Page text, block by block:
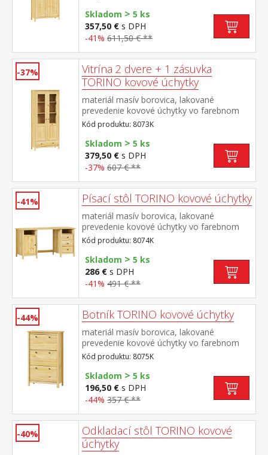
presklené dvere, štyri police
Skladom > 5 ks
357,50 € s DPH
-41% 611,50 € **
-37%
Vitrína 2 dvere + 1 zásuvka
TORINO kovové úchytky
materiál masív borovica, lakované
prevedenie kovové úchytky vo farebnom
prevedení černená mosadz dvoje čiastočne
presklené dvere, tri police jedna zásuvka s
kovovými pojazdmi
Kód produktu: 8073K
Skladom > 5 ks
379,50 € s DPH
-37% 607 € **
-41% Písací stôl TORINO kovové úchytky
materiál masív borovica, lakované
prevedenie kovové úchytky vo farebnom
prevedení černená mosadz 2 otvorené
police, 1 dvierka a 3 zásuvky s kovovými
pojazdmi výsuv nie je súčasťou dodávky k
stolu je možné dokúpiť výsuvnú dosku na
klávesnicu 8840
Kód produktu: 8074K
Skladom > 5 ks
286 € s DPH
-41% 491 € **
-44% Botník TORINO kovové úchytky
materiál masív borovica, lakované
prevedenie kovové úchytky vo farebnom
prevedení černená mosadz 3 dvojradové
výklopy
Kód produktu: 8075K
Skladom > 5 ks
196,50 € s DPH
-44% 357 € **
-40%
Odkladací stôl TORINO kovové
úchytky